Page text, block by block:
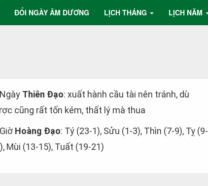
ĐỔI NGÀY ÂM DƯƠNG LỊCH THÁNG LỊCH NĂM
Ngày Thiên Đạo: xuất hành cầu tài nên tránh, dù
cũng rất tốn kém, thất lý mà thua
Giờ Hoàng Đạo: Tý (23-1), Sửu (1-3), Thìn (7-9), Tỵ (9-
Mùi (13-15), Tuất (19-21)